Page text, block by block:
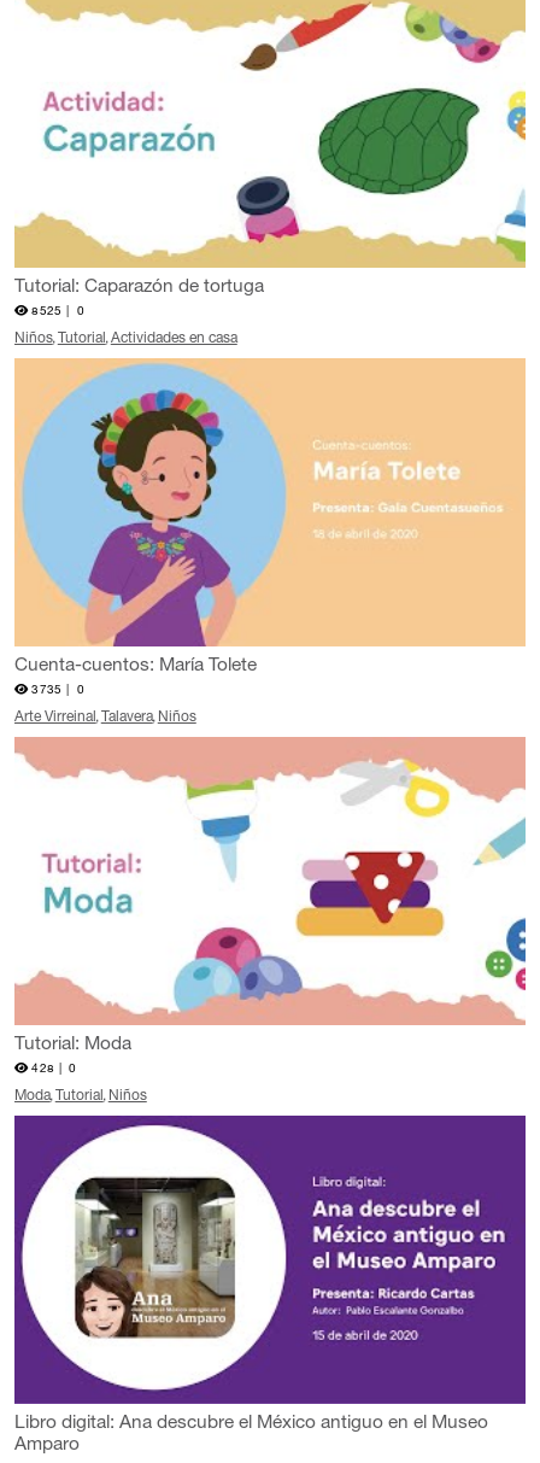
Tutorial: Caparazón de tortuga
8525 | 0
Niños Tutorial Actividades en casa
Cuenta-cuentos: María Tolete
3735 | 0
Arte Virreinal Talavera Niños
Tutorial: Moda
428 | 0
Moda Tutorial Niños
Libro digital: Ana descubre el México antiguo en el Museo
Amparo